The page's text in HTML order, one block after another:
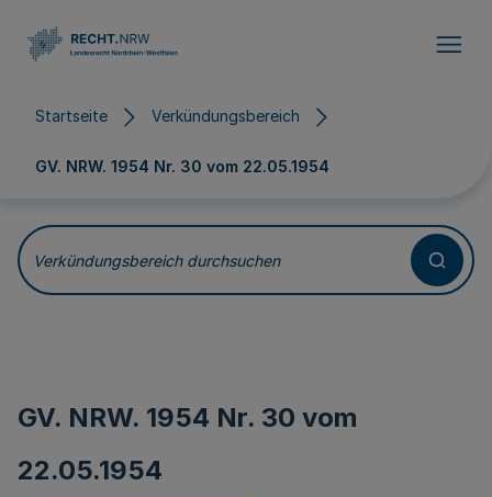
Startseite Verkündungsbereich
GV. NRW. 1954 Nr. 30 vom 22.05.1954
Verkündungsbereich durchsuchen
GV. NRW. 1954 Nr. 30 vom
22.05.1954